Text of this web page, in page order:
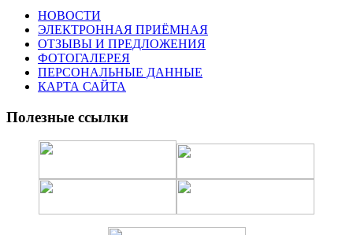
НОВОСТИ
ЭЛЕКТРОННАЯ ПРИЁМНАЯ
ОТЗЫВЫ И ПРЕДЛОЖЕНИЯ
ФОТОГАЛЕРЕЯ
ПЕРСОНАЛЬНЫЕ ДАННЫЕ
КАРТА САЙТА
Полезные ссылки